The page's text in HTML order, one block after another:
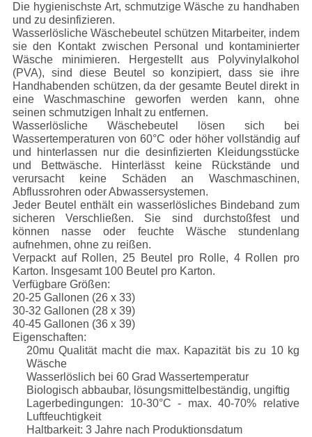
Die hygienischste Art, schmutzige Wäsche zu handhaben
und zu desinfizieren.
Wasserlösliche Wäschebeutel schützen Mitarbeiter, indem
sie den Kontakt zwischen Personal und kontaminierter
Wäsche minimieren. Hergestellt aus Polyvinylalkohol
(PVA), sind diese Beutel so konzipiert, dass sie ihre
Handhabenden schützen, da der gesamte Beutel direkt in
eine Waschmaschine geworfen werden kann, ohne
seinen schmutzigen Inhalt zu entfernen.
Wasserlösliche Wäschebeutel lösen sich bei
Wassertemperaturen von 60°C oder höher vollständig auf
und hinterlassen nur die desinfizierten Kleidungsstücke
und Bettwäsche. Hinterlässt keine Rückstände und
verursacht keine Schäden an Waschmaschinen,
Abflussrohren oder Abwassersystemen.
Jeder Beutel enthält ein wasserlösliches Bindeband zum
sicheren Verschließen. Sie sind durchstoßfest und
können nasse oder feuchte Wäsche stundenlang
aufnehmen, ohne zu reißen.
Verpackt auf Rollen, 25 Beutel pro Rolle, 4 Rollen pro
Karton. Insgesamt 100 Beutel pro Karton.
Verfügbare Größen:
20-25 Gallonen (26 x 33)
30-32 Gallonen (28 x 39)
40-45 Gallonen (36 x 39)
Eigenschaften:
20mu Qualität macht die max. Kapazität bis zu 10 kg
Wäsche
Wasserlöslich bei 60 Grad Wassertemperatur
Biologisch abbaubar, lösungsmittelbeständig, ungiftig
Lagerbedingungen: 10-30°C - max. 40-70% relative
Luftfeuchtigkeit
Haltbarkeit: 3 Jahre nach Produktionsdatum